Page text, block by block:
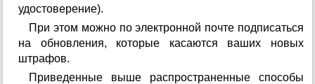
удостоверение).
При этом можно по электронной почте подписаться
на обновления, которые касаются ваших новых
штрафов.
Приведенные выше распространенные способы